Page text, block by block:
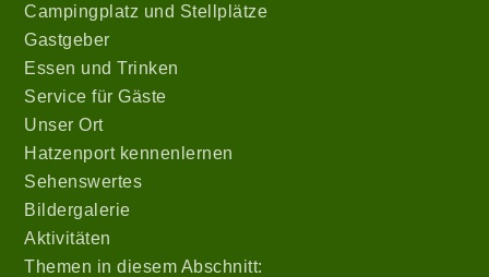
Campingplatz und Stellplätze
Gastgeber
Essen und Trinken
Service für Gäste
Unser Ort
Hatzenport kennenlernen
Sehenswertes
Bildergalerie
Aktivitäten
Themen in diesem Abschnitt: